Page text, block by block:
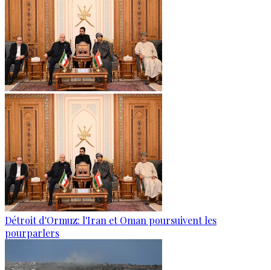
Détroit d'Ormuz: l'Iran et Oman poursuivent les
pourparlers